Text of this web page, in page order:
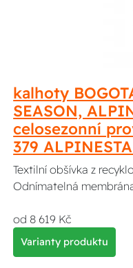
kalhoty
SEASON,
celosezonní
379
Textilní obšívka z
Odnímatelná
od 8 619 Kč
Varianty produktu